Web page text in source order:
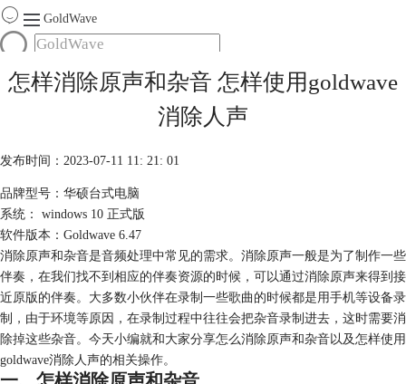
GoldWave
首页
产品
购买
怎样消除原声和杂音 怎样使用goldwave
消除人声
发布时间：2023-07-11 11: 21: 01
品牌型号：华硕台式电脑
系统： windows 10 正式版
软件版本：Goldwave 6.47
消除原声和杂音是音频处理中常见的需求。消除原声一般是为了制作一些
伴奏，在我们找不到相应的伴奏资源的时候，可以通过消除原声来得到接
近原版的伴奏。大多数小伙伴在录制一些歌曲的时候都是用手机等设备录
制，由于环境等原因，在录制过程中往往会把杂音录制进去，这时需要消
除掉这些杂音。今天小编就和大家分享怎么消除原声和杂音以及怎样使用
goldwave消除人声的相关操作。